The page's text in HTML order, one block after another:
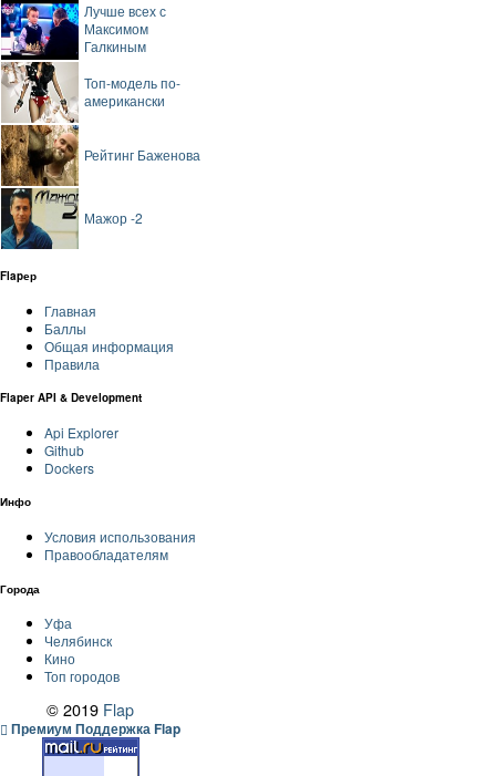
Лучше всех с
Максимом
Галкиным
Топ-модель по-
американски
Рейтинг Баженова
Мажор -2
Flapер
Главная
Баллы
Общая информация
Правила
Flaper API & Development
Api Explorer
Github
Dockers
Инфо
Условия использования
Правообладателям
Города
Уфа
Челябинск
Кино
Топ городов
© 2019 Flap
Премиум Поддержка Flap